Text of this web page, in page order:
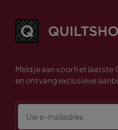
Meld je aan voor het
en ontvang exclusieve